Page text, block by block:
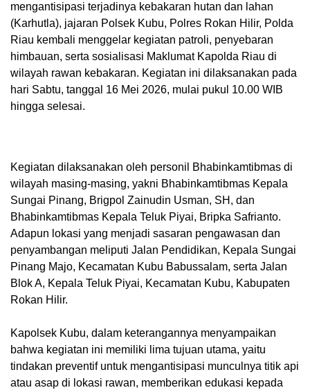
mengantisipasi terjadinya kebakaran hutan dan lahan
(Karhutla), jajaran Polsek Kubu, Polres Rokan Hilir, Polda
Riau kembali menggelar kegiatan patroli, penyebaran
himbauan, serta sosialisasi Maklumat Kapolda Riau di
wilayah rawan kebakaran. Kegiatan ini dilaksanakan pada
hari Sabtu, tanggal 16 Mei 2026, mulai pukul 10.00 WIB
hingga selesai.
Kegiatan dilaksanakan oleh personil Bhabinkamtibmas di
wilayah masing-masing, yakni Bhabinkamtibmas Kepala
Sungai Pinang, Brigpol Zainudin Usman, SH, dan
Bhabinkamtibmas Kepala Teluk Piyai, Bripka Safrianto.
Adapun lokasi yang menjadi sasaran pengawasan dan
penyambangan meliputi Jalan Pendidikan, Kepala Sungai
Pinang Majo, Kecamatan Kubu Babussalam, serta Jalan
Blok A, Kepala Teluk Piyai, Kecamatan Kubu, Kabupaten
Rokan Hilir.
Kapolsek Kubu, dalam keterangannya menyampaikan
bahwa kegiatan ini memiliki lima tujuan utama, yaitu
tindakan preventif untuk mengantisipasi munculnya titik api
atau asap di lokasi rawan, memberikan edukasi kepada